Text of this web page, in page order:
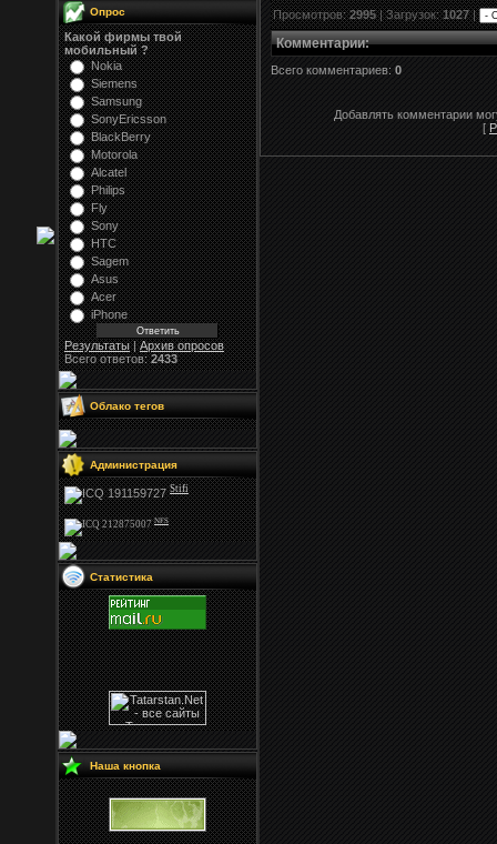
Опрос
Какой фирмы твой
мобильный ?
Nokia
Siemens
Samsung
SonyEricsson
BlackBerry
Motorola
Alcatel
Philips
Fly
Sony
HTC
Sagem
Asus
Acer
iPhone
Результаты|Архив опросов
Всего ответов:2433
Облако тегов
Администрация
Stifi
NFS
Статистика
Наша кнопка
Просмотров:2995| Загрузок:1027|
Комментарии:
Всего комментариев: 0
Добавлять комментарии
[